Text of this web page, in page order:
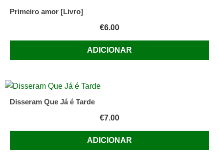
Primeiro amor [Livro]
€6.00
ADICIONAR
Disseram Que Já é Tarde
€7.00
ADICIONAR